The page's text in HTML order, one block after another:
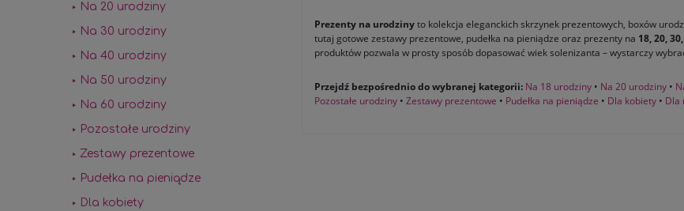
Na 20 urodziny
Na 30 urodziny
Na 40 urodziny
Na 50 urodziny
Na 60 urodziny
Pozostałe urodziny
Zestawy prezentowe
Pudełka na pieniądze
Dla kobiety
Prezenty na urodzinyto kolekcja eleganckich skrzynek prezentowych, boxów
tutaj gotowe zestawy prezentowe, pudełka na pieniądze oraz prezenty na 18, 20,
produktów pozwala w prosty sposób dopasować wiek solenizanta – wystarczy
Przejdź bezpośrednio do wybranej kategorii: Na 18 urodziny • Na 20 urodziny •
Pozostałe urodziny • Zestawy prezentowe • Pudełka na pieniądze • Dla kobiety • Dla